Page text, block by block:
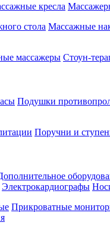
кресла
стола Массажные
массажеры Стоун-
Подушки
Поручни и
Электрокардиографы
Прикроватные